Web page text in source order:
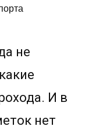
не
И в
нет